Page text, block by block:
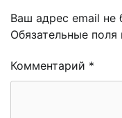
Ваш адрес email не
Обязательные
Комментарий *